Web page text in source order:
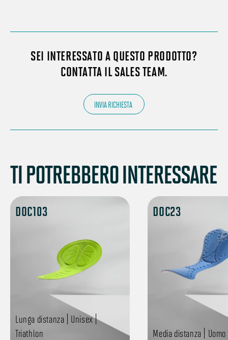
SEI INTERESSATO A QUESTO PRODOTTO?
CONTATTA IL SALES TEAM.
INVIA RICHIESTA
TI POTREBBERO INTERESSARE
DOC103
Lunga distanza | Unisex |
Triathlon
DOC23
Media distanza |